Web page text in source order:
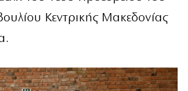
Κεντρικής Μακεδονίας